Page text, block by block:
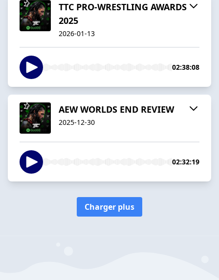
TTC PRO-WRESTLING AWARDS
2025
2026-01-13
02:38:08
AEW WORLDS END REVIEW
2025-12-30
02:32:19
Charger plus